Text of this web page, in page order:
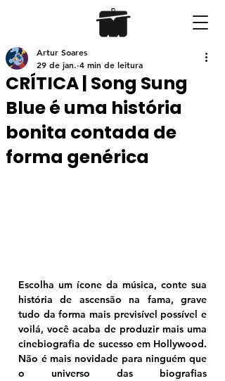
CRÍTICA | Song Sung
Blue é uma história
bonita contada de
forma genérica
Artur Soares
29 de jan. 4 min de leitura
Escolha um ícone da música, conte sua
história de ascensão na fama, grave
tudo da forma mais previsível possível e
voilá, você acaba de produzir mais uma
cinebiografia de sucesso em Hollywood.
Não é mais novidade para ninguém que
o universo das biografias